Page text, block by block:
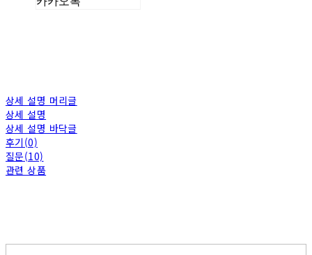
상세 설명 머리글
상세 설명
상세 설명 바닥글
후기(0)
질문(10)
관련 상품